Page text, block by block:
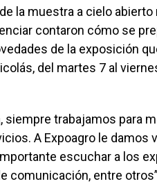
la muestra a cielo
contaron cómo se
de la exposición
del martes 7 al
siempre trabajamos para
A Expoagro le damos
escuchar a los
comunicación, entre